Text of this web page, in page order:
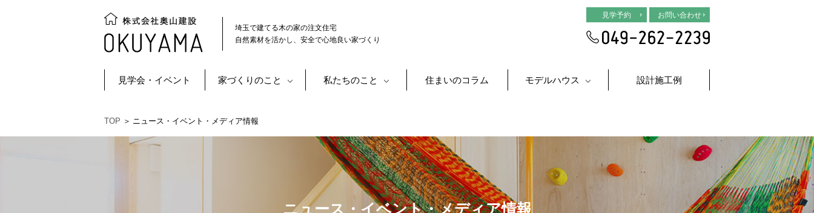
埼玉で建てる木の家の注文住宅
自然素材を活かし、安全で心地良い家づくり
見学予約 お問い合わせ
見学会・イベント 家づくりのこと 私たちのこと 住まいのコラム モデルハウス 設計施工例
TOP ＞ ニュース・イベント・メディア情報
ニュース・イベント・メディア情報